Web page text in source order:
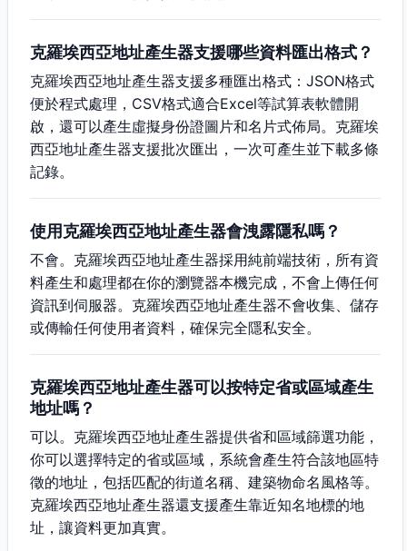
克羅埃西亞地址產生器支援哪些資料匯出格式？
克羅埃西亞地址產生器支援多種匯出格式：JSON格式
便於程式處理，CSV格式適合Excel等試算表軟體開
啟，還可以產生虛擬身份證圖片和名片式佈局。克羅埃
西亞地址產生器支援批次匯出，一次可產生並下載多條
記錄。
使用克羅埃西亞地址產生器會洩露隱私嗎？
不會。克羅埃西亞地址產生器採用純前端技術，所有資
料產生和處理都在你的瀏覽器本機完成，不會上傳任何
資訊到伺服器。克羅埃西亞地址產生器不會收集、儲存
或傳輸任何使用者資料，確保完全隱私安全。
克羅埃西亞地址產生器可以按特定省或區域產生
地址嗎？
可以。克羅埃西亞地址產生器提供省和區域篩選功能，
你可以選擇特定的省或區域，系統會產生符合該地區特
徵的地址，包括匹配的街道名稱、建築物命名風格等。
克羅埃西亞地址產生器還支援產生靠近知名地標的地
址，讓資料更加真實。